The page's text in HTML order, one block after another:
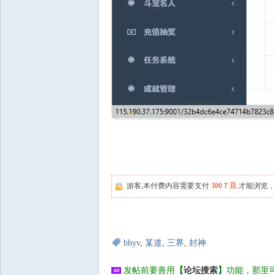
游客,本付费内容需要支付 300Ｔ豆 才能浏览
bhyv, 某道, 三界, 封神
发帖前要善用 【论坛搜索】 功能，那里